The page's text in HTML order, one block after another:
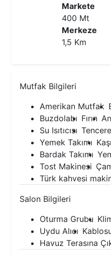
Markete
400 Mt
Merkeze
1,5 Km
Mutfak Bilgileri
Amerikan Mutfak
Buzdolabı Fırın
Su Isıtıcısı
Yemek Takımı
Bardak Takımı
Tost Makinesi
Türk kahvesi
Salon Bilgileri
Oturma Grubu
Uydu Alıcı
Havuz Terasına